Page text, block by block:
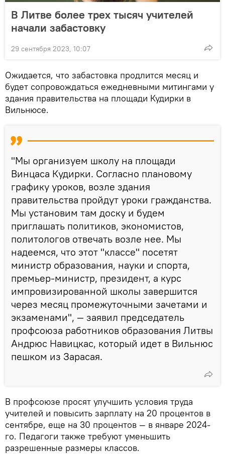
В Литве более трех тысяч учителей
начали забастовку
29 сентября 2023, 10:07
Ожидается, что забастовка продлится месяц и
будет сопровождаться ежедневными митингами у
здания правительства на площади Кудирки в
Вильнюсе.
"Мы организуем школу на площади
Винцаса Кудирки. Согласно плановому
графику уроков, возле здания
правительства пройдут уроки гражданства.
Мы установим там доску и будем
приглашать политиков, экономистов,
политологов отвечать возле нее. Мы
надеемся, что этот "классе" посетят
министр образования, науки и спорта,
премьер-министр, президент, а курс
импровизированной школы завершится
через месяц промежуточными зачетами и
экзаменами", — заявил председатель
профсоюза работников образования Литвы
Андрюс Навицкас, который идет в Вильнюс
пешком из Зарасая.
В профсоюзе просят улучшить условия труда
учителей и повысить зарплату на 20 процентов в
сентябре, еще на 30 процентов — в январе 2024-
го. Педагоги также требуют уменьшить
разрешенные размеры классов.